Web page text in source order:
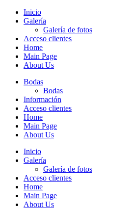
Inicio
Galería
Galería de fotos
Acceso clientes
Home
Main Page
About Us
Bodas
Bodas
Información
Acceso clientes
Home
Main Page
About Us
Inicio
Galería
Galería de fotos
Acceso clientes
Home
Main Page
About Us